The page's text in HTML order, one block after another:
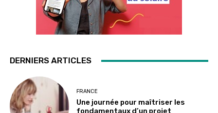
DERNIERS ARTICLES
FRANCE
Une journée pour maîtriser les
fondamentaux d’un projet